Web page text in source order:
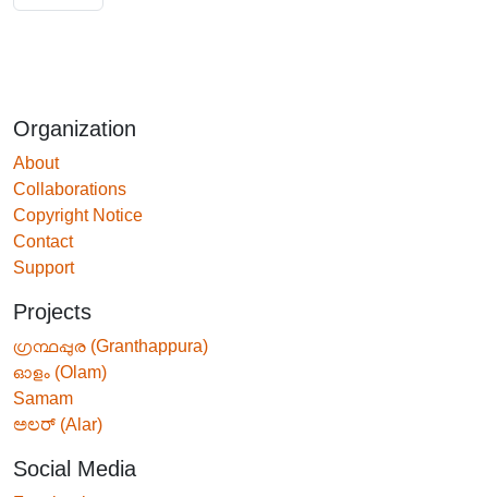
Organization
About
Collaborations
Copyright Notice
Contact
Support
Projects
ഗ്രന്ഥപ്പുര (Granthappura)
ഓളം (Olam)
Samam
ಅಲರ್ (Alar)
Social Media